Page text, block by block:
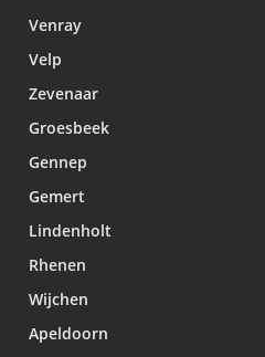
Venray
Velp
Zevenaar
Groesbeek
Gennep
Gemert
Lindenholt
Rhenen
Wijchen
Apeldoorn